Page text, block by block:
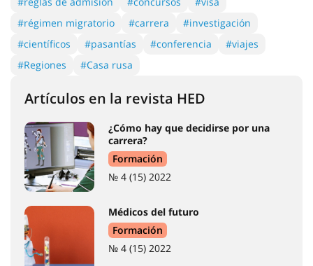
#régimen migratorio
#carrera
#investigación
#científicos
#pasantías #conferencia
#viajes
#Regiones
#Casa rusa
Artículos en la revista HED
¿Cómo hay que decidirse por una
carrera?
Formación
№ 4 (15) 2022
Médicos del futuro
Formación
№ 4 (15) 2022